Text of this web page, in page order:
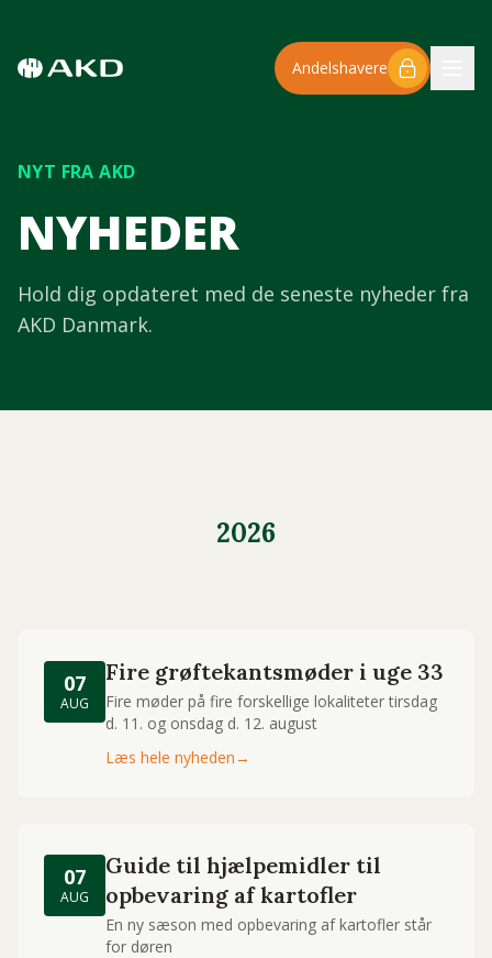
Andelshavere
NYT FRA AKD
NYHEDER
Hold dig opdateret med de seneste nyheder fra
AKD Danmark.
2026
07
AUG
Fire grøftekantsmøder i uge 33
Fire møder på fire forskellige lokaliteter tirsdag
d. 11. og onsdag d. 12. august
Læs hele nyheden→
07
AUG
Guide til hjælpemidler til
opbevaring af kartofler
En ny sæson med opbevaring af kartofler står
for døren